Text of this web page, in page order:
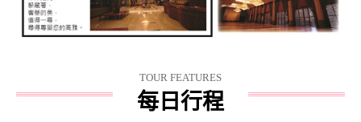
TOUR FEATURES
每日行程